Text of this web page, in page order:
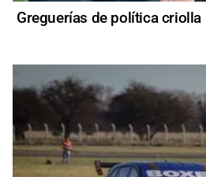
Greguerías de política criolla